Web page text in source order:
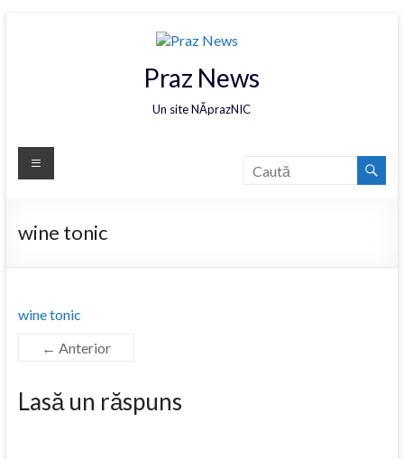
Praz News
Un site NĂprazNIC
wine tonic
wine tonic
← Anterior
Lasă un răspuns